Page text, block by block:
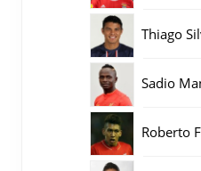
Thiago
Sadio
Roberto